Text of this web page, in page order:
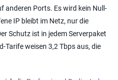
anderen Ports. Es wird kein Null-
IP bleibt im Netz, nur die
Schutz ist in jedem Serverpaket
Tarife weisen 3,2 Tbps aus, die